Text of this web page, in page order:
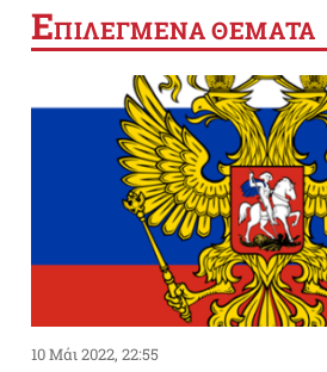
ΕΠΙΛΕΓΜΕΝΑ ΘΕΜΑΤΑ
10 Μάι 2022, 22:55